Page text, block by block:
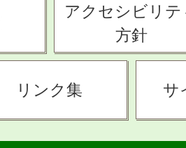
アクセシビリテ
方針
リンク集 サ